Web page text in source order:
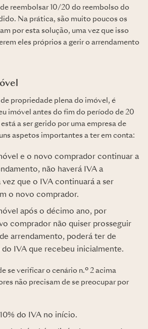
reembolsar 10/20 do reembolso do
Na prática, são muito poucos os
por esta solução, uma vez que isso
eles próprios a gerir o arrendamento
propriedade plena do imóvel, é
imóvel antes do fim do período de 20
a ser gerido por uma empresa de
aspetos importantes a ter em conta:
e o novo comprador continuar a
não haverá IVA a
vez que o IVA continuará a ser
o novo comprador.
após o décimo ano, por
comprador não quiser prosseguir
arrendamento, poderá ter de
IVA que recebeu inicialmente.
se verificar o cenário n.º 2 acima
não precisam de se preocupar por
do IVA no início.